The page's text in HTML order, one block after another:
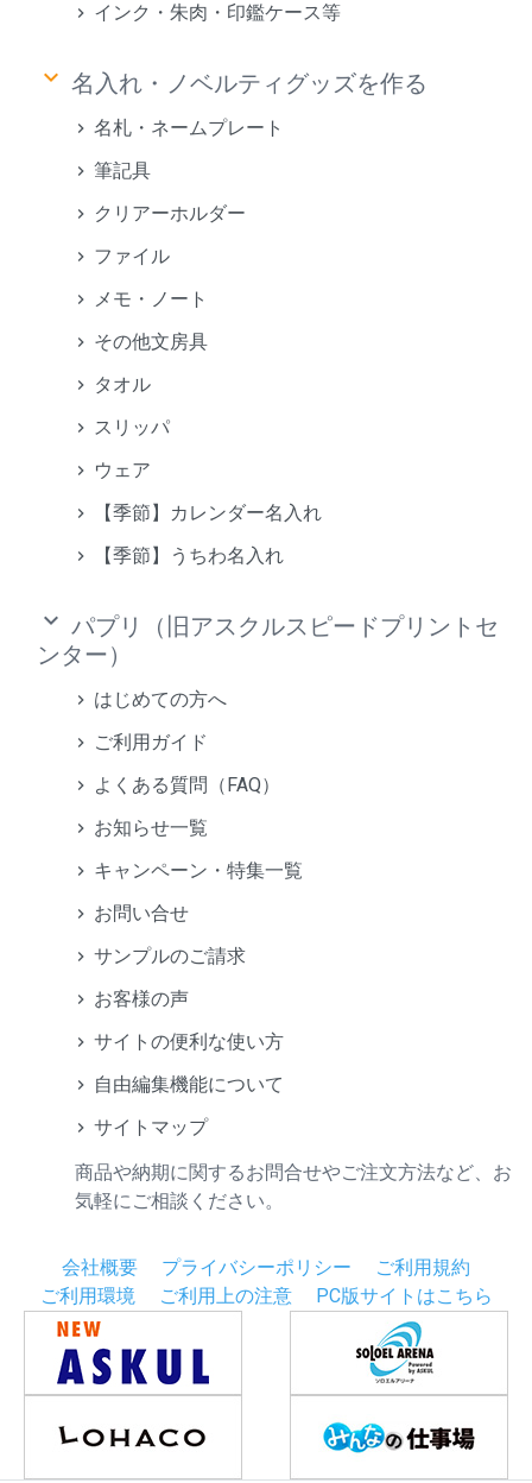
インク・朱肉・印鑑ケース等
keyboard_arrow_down 名入れ・ノベルティグッズを作る
名札・ネームプレート
筆記具
クリアーホルダー
ファイル
メモ・ノート
その他文房具
タオル
スリッパ
ウェア
【季節】カレンダー名入れ
【季節】うちわ名入れ
keyboard_arrow_down パプリ（旧アスクルスピードプリントセ
ンター）
はじめての方へ
ご利用ガイド
よくある質問（FAQ）
お知らせ一覧
キャンペーン・特集一覧
お問い合せ
サンプルのご請求
お客様の声
サイトの便利な使い方
自由編集機能について
サイトマップ
商品や納期に関するお問合せやご注文方法など、お
気軽にご相談ください。
会社概要 プライバシーポリシー
ご利用規約
ご利用環境
ご利用上の注意 PC版サイトはこちら